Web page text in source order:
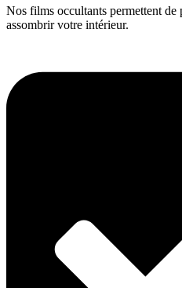
Nos films occultants permettent de
assombrir votre intérieur.